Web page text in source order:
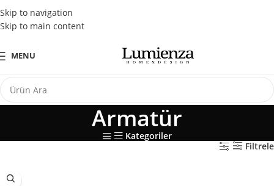
Skip to navigation
Skip to main content
Tüm Kredi Kartlarına Peşin Fiyatına 3 Taksit Fırsatı
MENU
Armatür
Kategoriler
Filtrele